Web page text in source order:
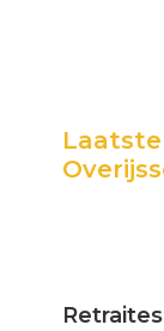
Sidebar